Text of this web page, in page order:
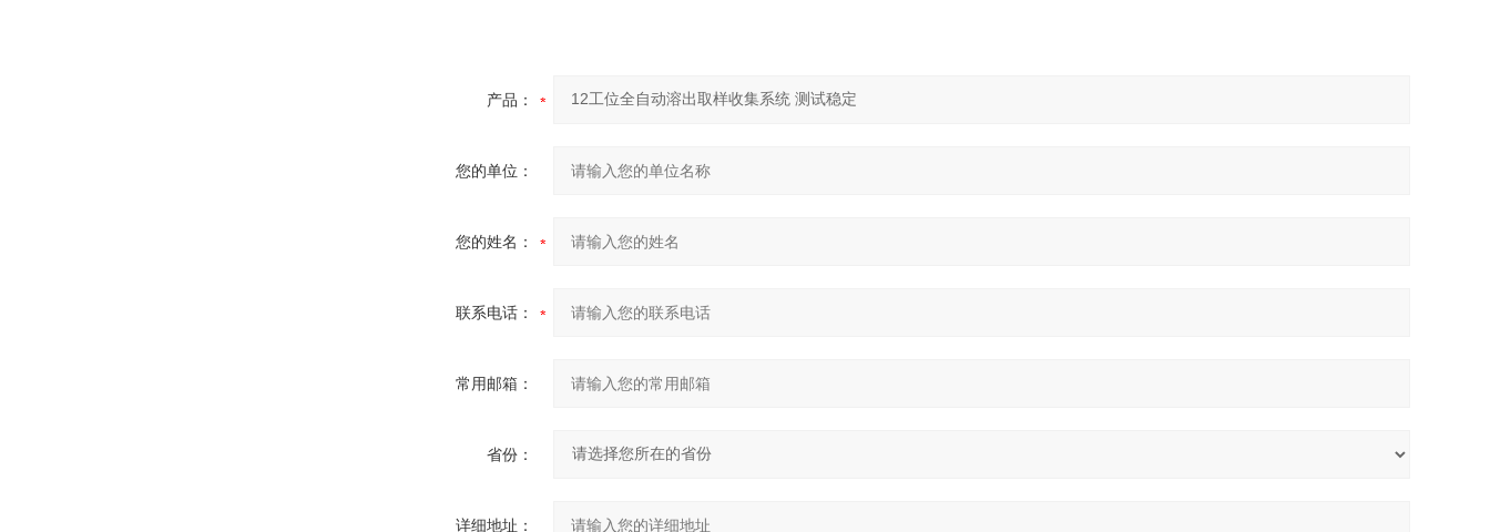
产品：
您的单位：
您的姓名：
联系电话：
常用邮箱：
省份：
详细地址：